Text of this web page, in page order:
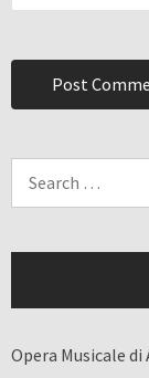
Opera Musicale di